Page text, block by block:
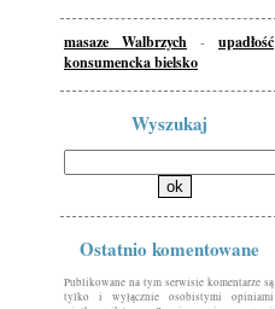
masaze Walbrzych - upadłość
konsumencka bielsko
Wyszukaj
Ostatnio komentowane
Publikowane na tym serwisie komentarze są
tylko i wyłącznie osobistymi opiniami